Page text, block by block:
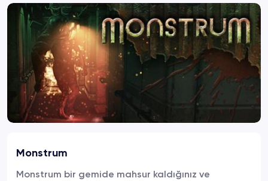
Monstrum
Monstrum bir gemide mahsur kaldığınız ve